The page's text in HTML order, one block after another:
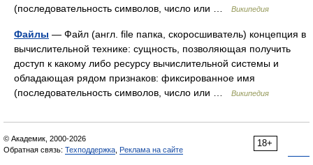
(последовательность символов, число или …
Википедия
Файлы — Файл (англ. file папка, скоросшиватель) концепция в
вычислительной технике: сущность, позволяющая получить
доступ к какому либо ресурсу вычислительной системы и
обладающая рядом признаков: фиксированное имя
(последовательность символов, число или …
Википедия
18+
© Академик, 2000-2026
Обратная связь: Техподдержка Реклама на сайте